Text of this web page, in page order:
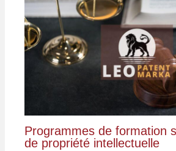
Programmes de formation
de propriété intellectuelle